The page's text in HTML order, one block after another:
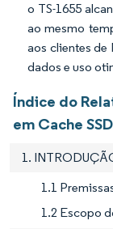
o TS-1655
ao mesmo
aos clientes de
dados e uso
Índice do
em Cache
1.
1.1
1.2 Escopo